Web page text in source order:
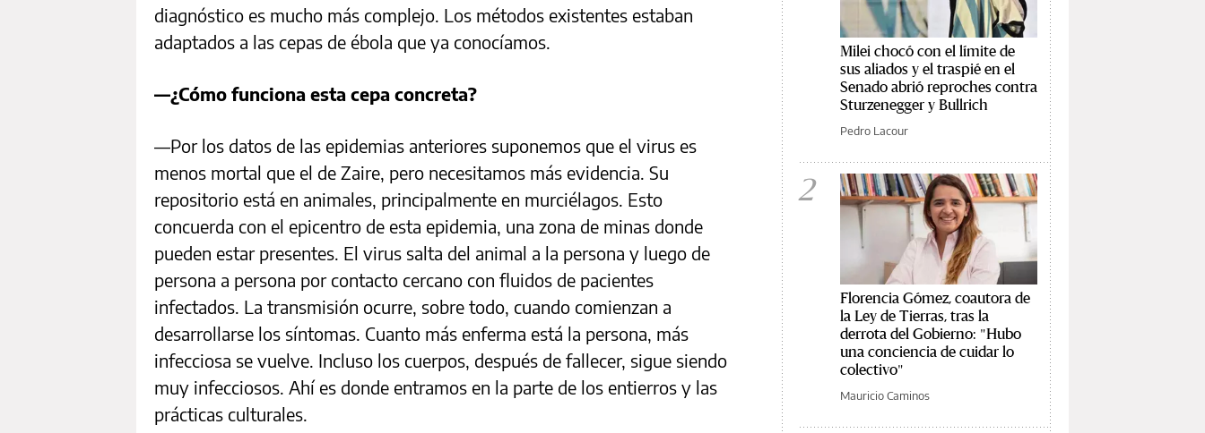
diagnóstico es mucho más complejo. Los métodos existentes estaban
adaptados a las cepas de ébola que ya conocíamos.
—¿Cómo funciona esta cepa concreta?
—Por los datos de las epidemias anteriores suponemos que el virus es
menos mortal que el de Zaire, pero necesitamos más evidencia. Su
repositorio está en animales, principalmente en murciélagos. Esto
concuerda con el epicentro de esta epidemia, una zona de minas donde
pueden estar presentes. El virus salta del animal a la persona y luego de
persona a persona por contacto cercano con fluidos de pacientes
infectados. La transmisión ocurre, sobre todo, cuando comienzan a
desarrollarse los síntomas. Cuanto más enferma está la persona, más
infecciosa se vuelve. Incluso los cuerpos, después de fallecer, sigue siendo
muy infecciosos. Ahí es donde entramos en la parte de los entierros y las
prácticas culturales.
Milei chocó con el límite de
sus aliados y el traspié en el
Senado abrió reproches contra
Sturzenegger y Bullrich
Pedro Lacour
2
Florencia Gómez, coautora de
la Ley de Tierras, tras la
derrota del Gobierno: "Hubo
una conciencia de cuidar lo
colectivo"
Mauricio Caminos